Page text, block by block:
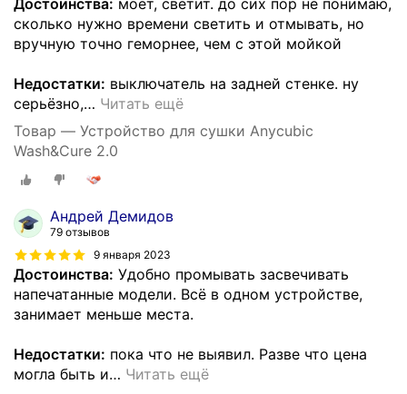
Достоинства: моет, светит. до сих пор не понимаю,
сколько нужно времени светить и отмывать, но
вручную точно геморнее, чем с этой мойкой
Недостатки: выключатель на задней стенке. ну
серьёзно,… Читать ещё
Товар — Устройство для сушки Anycubic
Wash&Cure 2.0
Андрей Демидов
79 отзывов
9 января 2023
Достоинства: Удобно промывать засвечивать
напечатанные модели. Всё в одном устройстве,
занимает меньше места.
Недостатки: пока что не выявил. Разве что цена
могла быть и… Читать ещё